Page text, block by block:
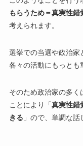
もらうため＝真実性錯
考えられます。
選挙での当選や政治家
各々の活動にもっとも
そのため政治家の多く
ことにより「真実性錯
きる 」ので、単調な